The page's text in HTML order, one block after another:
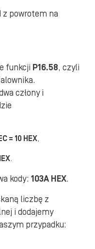
z powrotem na
funkcji P16.58, czyli
człony i
= 10 HEX,
.
kody: 103A HEX.
liczbę z
i dodajemy
przypadku: